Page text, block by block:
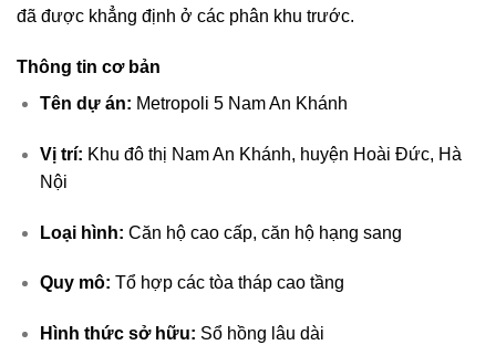
đã được khẳng định ở các phân khu trước.
Thông tin cơ bản
Tên dự án: Metropoli 5 Nam An Khánh
Vị trí: Khu đô thị Nam An Khánh, huyện Hoài Đức, Hà
Nội
Loại hình: Căn hộ cao cấp, căn hộ hạng sang
Quy mô: Tổ hợp các tòa tháp cao tầng
Hình thức sở hữu: Sổ hồng lâu dài